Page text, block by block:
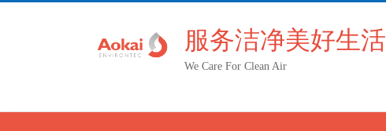
服务洁净美好生活
We Care For Clean Air